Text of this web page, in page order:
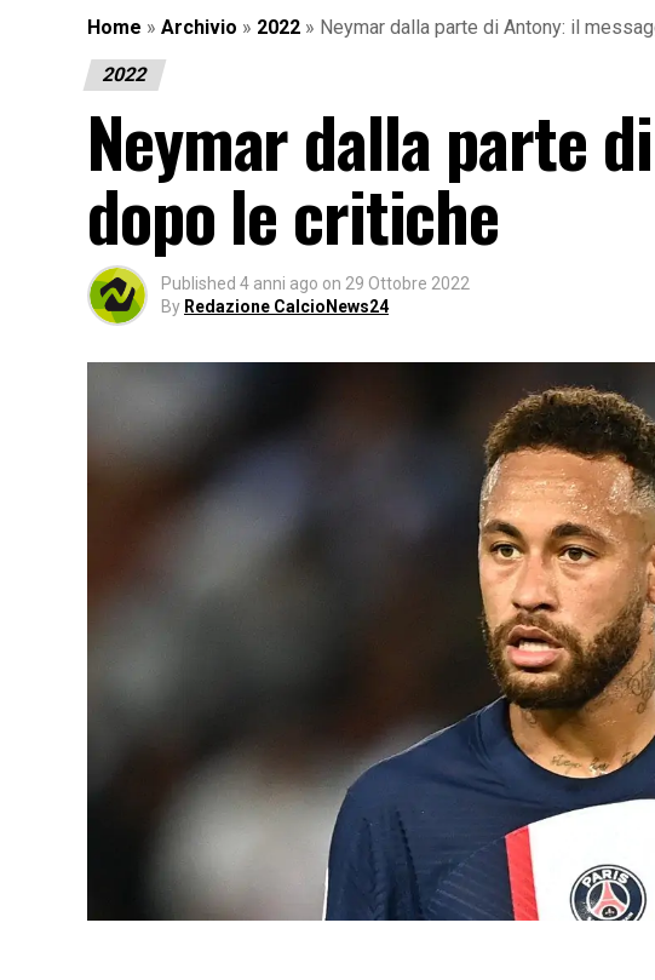
Home » Archivio » 2022 » Neymar dalla parte di Antony: il
2022
Neymar dalla parte
dopo le critiche
Published 4 anni ago on 29 Ottobre 2022
By Redazione CalcioNews24